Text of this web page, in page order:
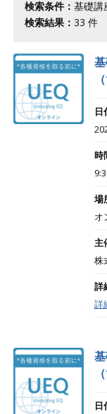
検索条件：基礎講
検索結果：33 件
日
時
場
オ
主
株
詳
詳
日